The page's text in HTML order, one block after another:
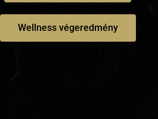
Wellness végeredmény